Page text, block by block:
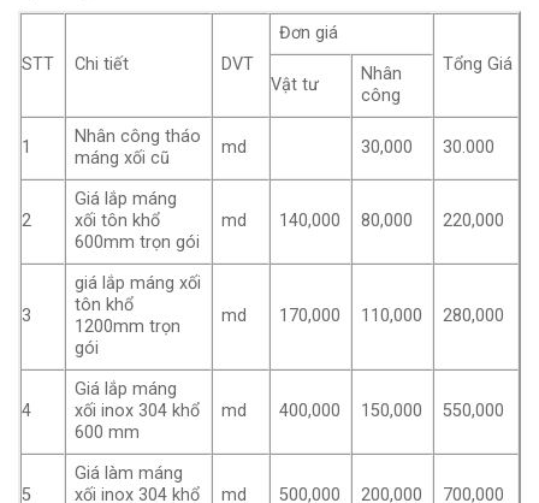
STT Chi tiết DVT
Đơn giá
Tổng Giá
Vật tư
Nhân
công
1
Nhân công tháo
máng xối cũ
md 30,000 30.000
2
Giá lắp máng
xối tôn khổ
600mm trọn gói
md 140,000 80,000 220,000
3
giá lắp máng xối
tôn khổ
1200mm trọn
gói
md 170,000 110,000 280,000
4
Giá lắp máng
xối inox 304 khổ
600 mm
md 400,000 150,000 550,000
5
Giá làm máng
xối inox 304 khổ
md 500,000 200,000 700,000